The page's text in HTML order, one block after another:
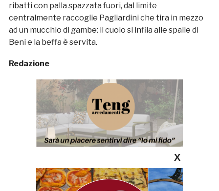
ribatti con palla spazzata fuori, dal limite
centralmente raccoglie Pagliardini che tira in mezzo
ad un mucchio di gambe: il cuoio si infila alle spalle di
Beni e la beffa è servita.
Redazione
X